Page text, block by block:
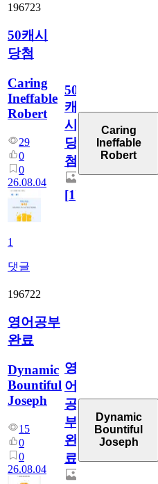
196723
50캐시
당첨
Caring
Ineffable
Robert
29
0
0
26.08.04
1
댓글
50
캐
시
당
첨
[1]
Caring
Ineffable
Robert
196722
영어공부
완료
Dynamic
Bountiful
Joseph
15
0
0
26.08.04
영
어
공
부
완
료
Dynamic
Bountiful
Joseph